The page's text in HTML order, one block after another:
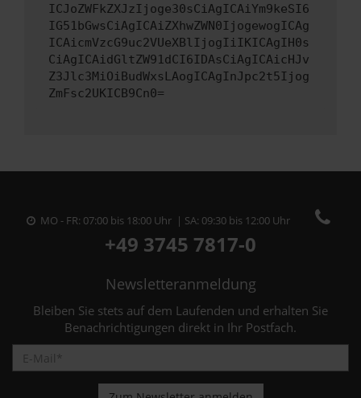
ICJoZWFkZXJzIjoge30sCiAgICAiYm9keSI6
IG51bGwsCiAgICAiZXhwZWN0IjogewogICAg
ICAicmVzcG9uc2VUeXBlIjogIiIKICAgIH0s
CiAgICAidGltZW91dCI6IDAsCiAgICAicHJv
Z3Jlc3MiOiBudWxsLAogICAgInJpc2t5Ijog
ZmFsc2UKICB9Cn0=
MO - FR: 07:00 bis 18:00 Uhr | SA: 09:30 bis 12:00 Uhr
+49 3745 7817-0
Newsletteranmeldung
Bleiben Sie stets auf dem Laufenden und erhalten Sie
Benachrichtigungen direkt in Ihr Postfach.